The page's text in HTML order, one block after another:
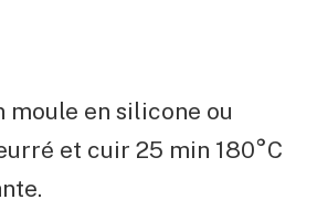
moule en silicone ou
et cuir 25 min 180°C